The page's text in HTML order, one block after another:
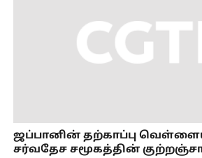
ஜப்பானின் தற்காப்பு
சர்வதேச சமூகத்தின்